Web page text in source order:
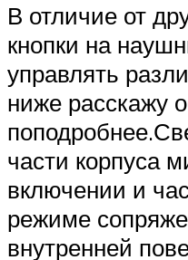
В отличие от
кнопки на
управлять
ниже расскажу
части корпуса
включении и
режиме
внутренней